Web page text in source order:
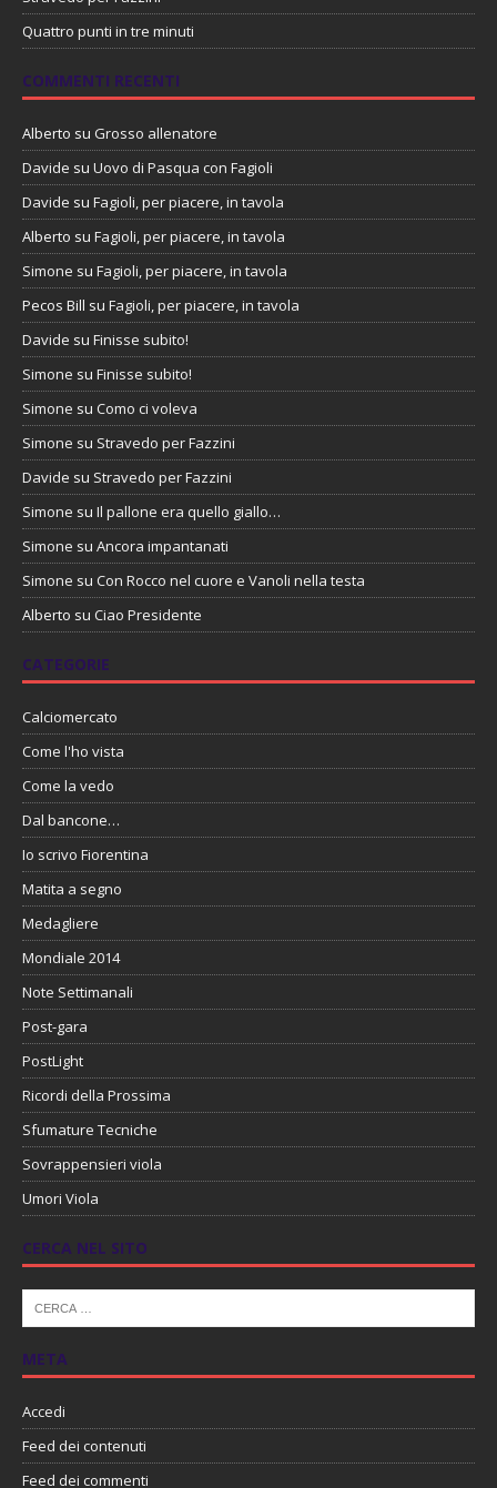
Quattro punti in tre minuti
COMMENTI RECENTI
Alberto su Grosso allenatore
Davide su Uovo di Pasqua con Fagioli
Davide su Fagioli, per piacere, in tavola
Alberto su Fagioli, per piacere, in tavola
Simone su Fagioli, per piacere, in tavola
Pecos Bill su Fagioli, per piacere, in tavola
Davide su Finisse subito!
Simone su Finisse subito!
Simone su Como ci voleva
Simone su Stravedo per Fazzini
Davide su Stravedo per Fazzini
Simone su Il pallone era quello giallo…
Simone su Ancora impantanati
Simone su Con Rocco nel cuore e Vanoli nella testa
Alberto su Ciao Presidente
CATEGORIE
Calciomercato
Come l'ho vista
Come la vedo
Dal bancone…
Io scrivo Fiorentina
Matita a segno
Medagliere
Mondiale 2014
Note Settimanali
Post-gara
PostLight
Ricordi della Prossima
Sfumature Tecniche
Sovrappensieri viola
Umori Viola
CERCA NEL SITO
META
Accedi
Feed dei contenuti
Feed dei commenti